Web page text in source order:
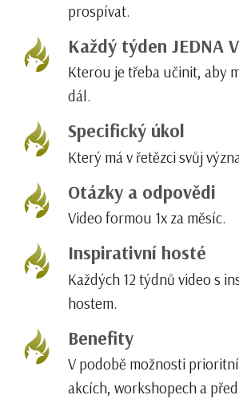
prospívat.
Každý týden JEDNA
Kterou je třeba učinit, aby
dál.
Specifický úkol
Který má v řetězci svůj
Otázky a odpovědi
Video formou 1x za měsíc.
Inspirativní hosté
Každých 12 týdnů video s
hostem.
Benefity
V podobě možnosti
akcích, workshopech a